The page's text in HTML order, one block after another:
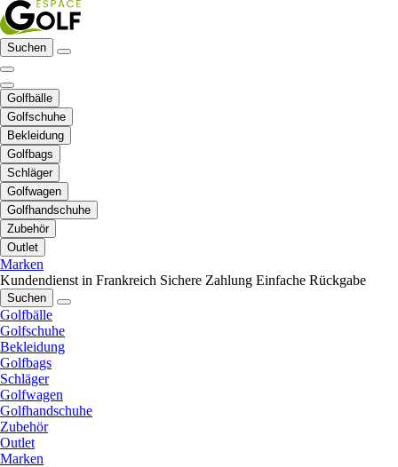
Suchen
Golfbälle
Golfschuhe
Bekleidung
Golfbags
Schläger
Golfwagen
Golfhandschuhe
Zubehör
Outlet
Marken
Kundendienst in Frankreich Sichere Zahlung Einfache Rückgabe
Suchen
Golfbälle
Golfschuhe
Bekleidung
Golfbags
Schläger
Golfwagen
Golfhandschuhe
Zubehör
Outlet
Marken